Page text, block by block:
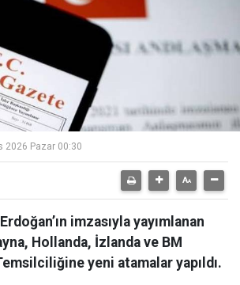
2026 Pazar 00:30
imzasıyla yayımlanan
Hollanda, İzlanda ve BM
yeni atamalar yapıldı.